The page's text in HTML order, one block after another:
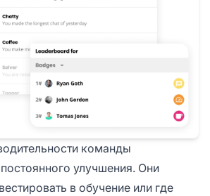
команды
улучшения. Они
в обучение или где